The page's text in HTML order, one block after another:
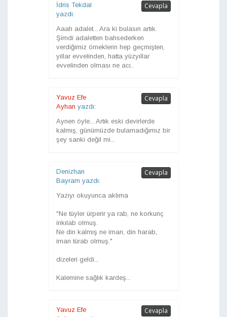
İdris Tekdal
yazdı:
Cevapla
Aaah adalet... Ara ki bulasın artık.
Şimdi adaletten bahsederken
verdiğimiz örneklerin hep geçmişten,
yıllar evvelinden, hatta yüzyıllar
evvelinden olması ne acı..
Yavuz Efe
Ayhan yazdı:
Cevapla
Aynen öyle... Artık eski devirlerde
kalmış, günümüzde bulamadığımız bir
şey sanki değil mi...
Denizhan
Bayram yazdı:
Cevapla
Yazıyı okuyunca aklıma
"Ne tüyler ürperir ya rab, ne korkunç
inkılab olmuş.
Ne din kalmış ne iman, din harab,
iman türab olmuş."
dizeleri geldi...
Kalemine sağlık kardeş...
Yavuz Efe
Cevapla